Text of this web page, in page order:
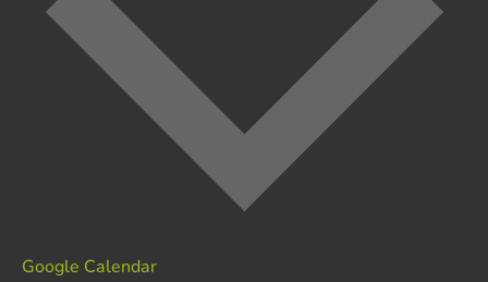
Google Calendar